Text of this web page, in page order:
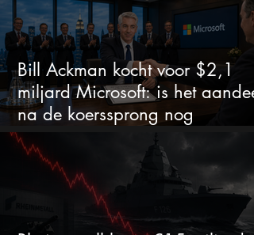
Bill Ackman kocht voor $2,1
miljard Microsoft: is het aandeel
na de koerssprong nog
aantrekkelijk?